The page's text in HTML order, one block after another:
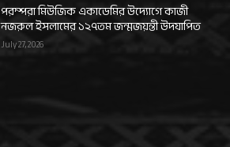
পরম্পরা মিউজিক একাডেমির উদ্যোগে কাজী
নজরুল ইসলামের ১২৭তম জন্মজয়ন্তী উদযাপিত
July 27, 2026